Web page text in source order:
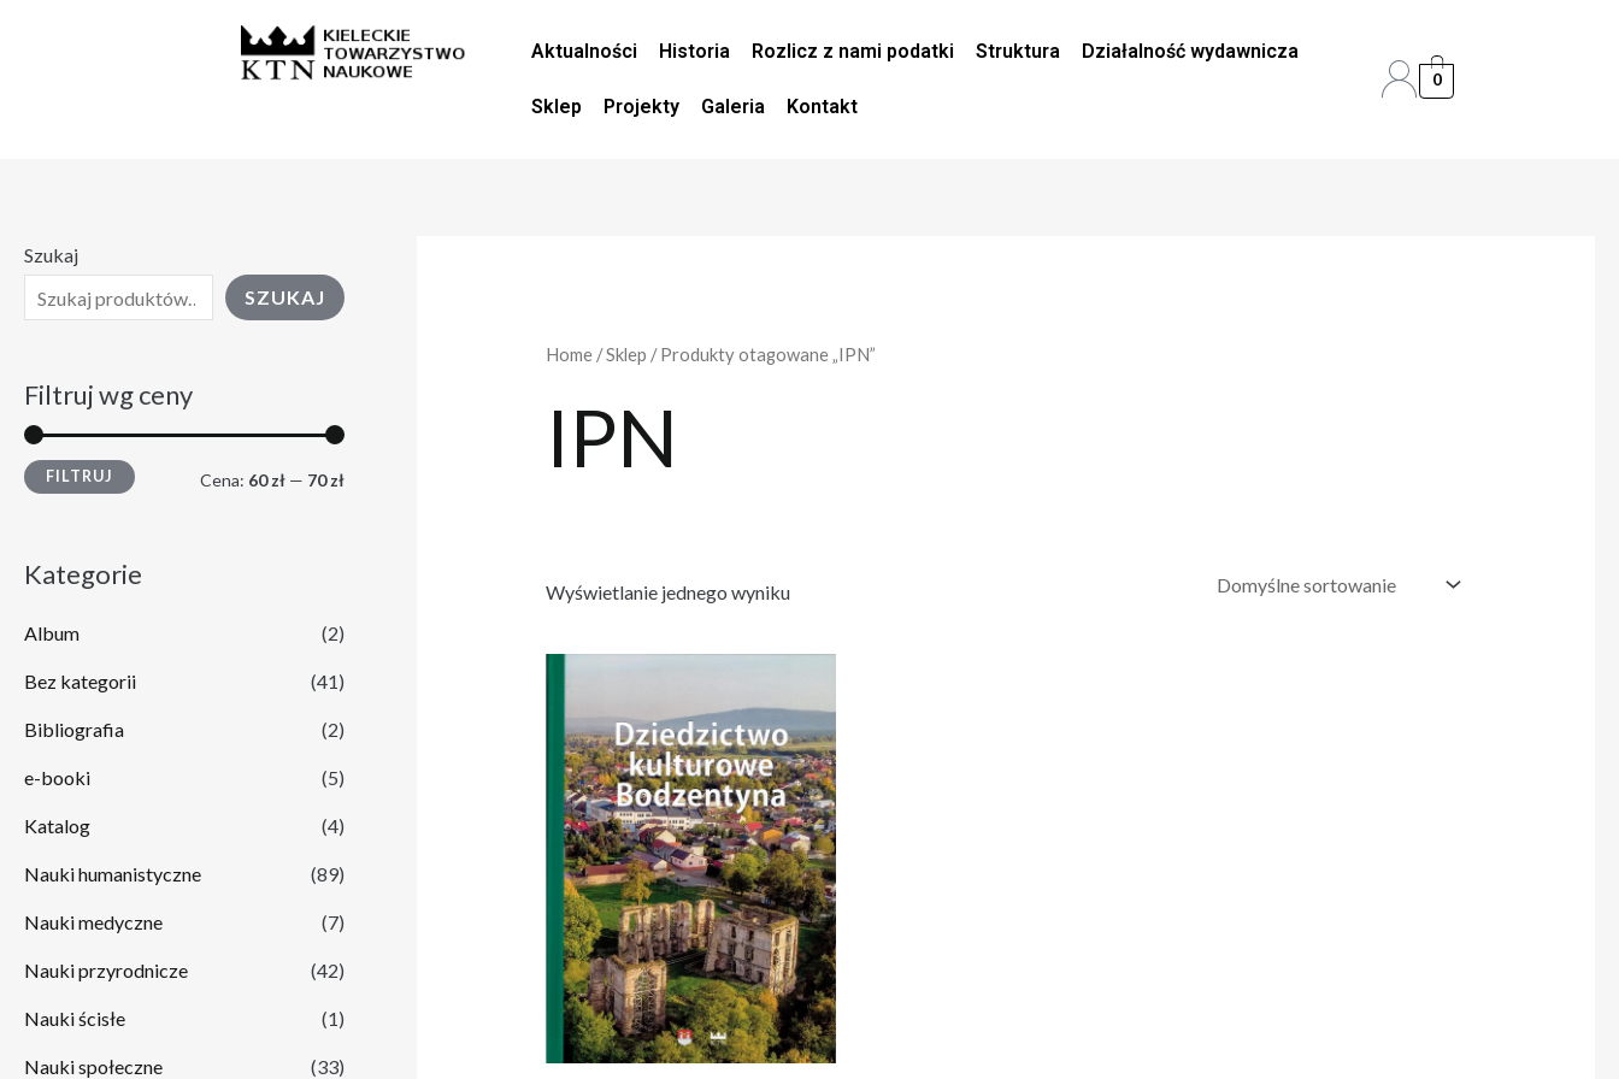
Aktualności Historia Rozlicz z nami podatki Struktura Działalność wydawnicza
Sklep Projekty Galeria Kontakt
0
Szukaj
SZUKAJ
Filtruj wg ceny
e
.
e
s
FILTRUJ Cena: 60 zł — 70 zł
Kategorie
Album (2)
Bez kategorii (41)
Bibliografia (2)
e-booki (5)
Katalog (4)
Nauki humanistyczne (89)
Nauki medyczne (7)
Nauki przyrodnicze (42)
Nauki ścisłe (1)
Nauki społeczne (33)
Home/Sklep / Produkty otagowane „IPN”
IPN
Wyświetlanie jednego wyniku